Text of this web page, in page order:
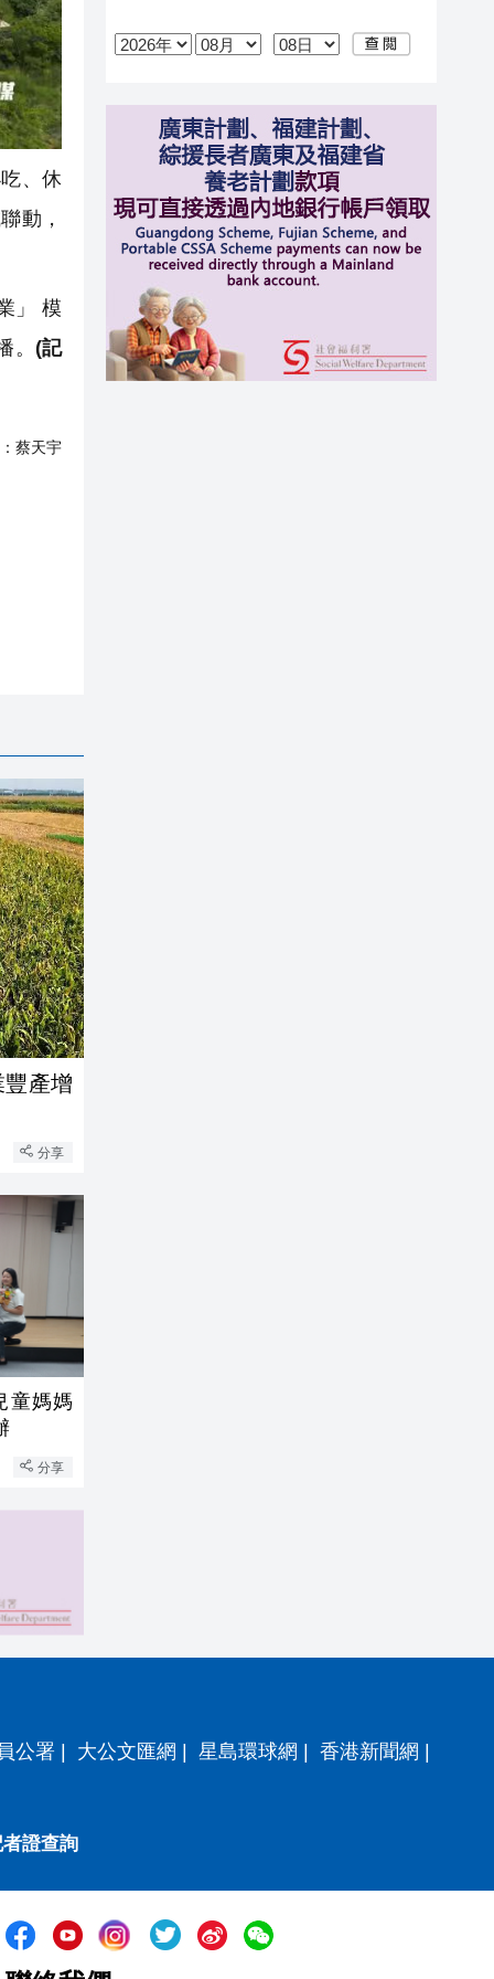
、休
動，
」 模
。 (記
蔡天宇
產增
分享
童媽媽
分享
公署 | 大公文匯網 | 星島環球網 | 香港新聞網 |
證查詢